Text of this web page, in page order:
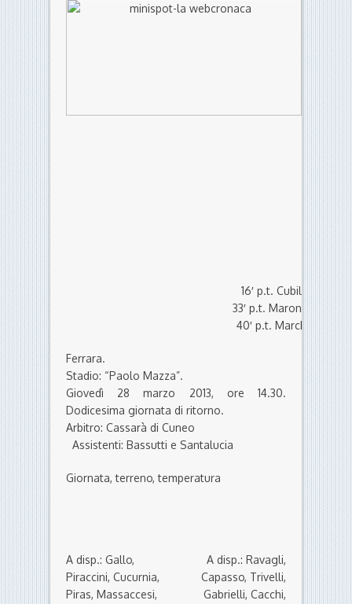
16′ p.t. Cubillos
33′ p.t. Marongiu
40′ p.t. Marchini
42′
41′
Ferrara.
Stadio: “Paolo Mazza”.
Giovedì 28 marzo 2013, ore 14.30.
Dodicesima giornata di ritorno.
Arbitro: Cassarà di Cuneo
Assistenti: Bassutti e Santalucia
Giornata, terreno, temperatura
A disp.: Gallo,
Piraccini, Cucurnia,
Piras, Massaccesi,
A disp.: Ravagli,
Capasso, Trivelli,
Gabrielli, Cacchi,